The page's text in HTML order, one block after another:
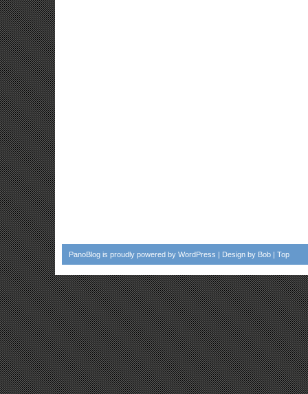
PanoBlog is proudly powered by WordPress | Design by Bob | Top